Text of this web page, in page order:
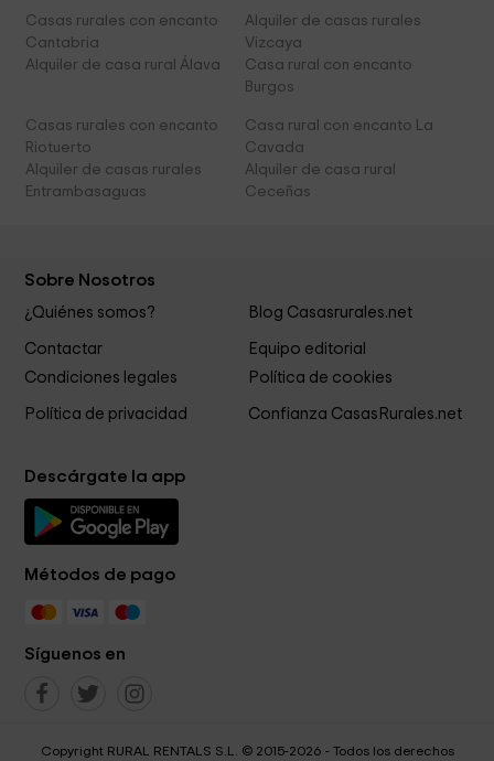
Casas rurales con encanto
Cantabria
Alquiler de casas rurales
Vizcaya
Alquiler de casa rural Álava
Casa rural con encanto
Burgos
Casas rurales con encanto
Riotuerto
Casa rural con encanto La
Cavada
Alquiler de casas rurales
Entrambasaguas
Alquiler de casa rural
Ceceñas
Sobre Nosotros
¿Quiénes somos? Blog Casasrurales.net
Contactar
Equipo editorial
Condiciones legales
Política de cookies
Política de privacidad Confianza CasasRurales.net
Descárgate la app
Métodos de pago
Síguenos en
Copyright RURAL RENTALS S.L. © 2015-2026 - Todos los derechos